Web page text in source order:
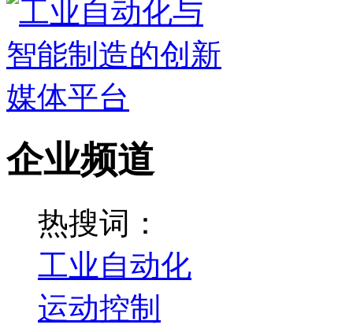
企业频道
热搜词：
工业自动化
运动控制